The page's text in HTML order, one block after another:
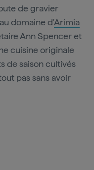
de gravier
domaine d'Arimia
Ann Spencer et
cuisine originale
de saison cultivés
pas sans avoir